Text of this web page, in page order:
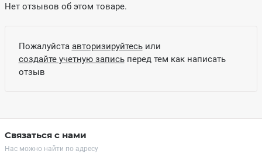
Нет отзывов об этом товаре.
Пожалуйста авторизируйтесьили
создайте учетную записьперед тем как написать
отзыв
Связаться с нами
Нас можно найти по адресу